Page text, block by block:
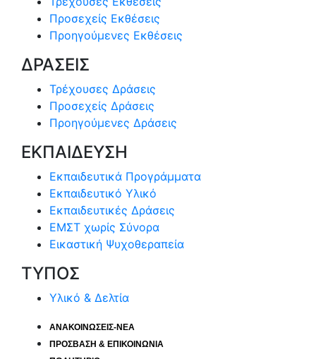
Προσεχείς Εκθέσεις
Προηγούμενες Εκθέσεις
ΔΡΑΣΕΙΣ
Τρέχουσες Δράσεις
Προσεχείς Δράσεις
Προηγούμενες Δράσεις
ΕΚΠΑΙΔΕΥΣΗ
Εκπαιδευτικά Προγράμματα
Εκπαιδευτικό Υλικό
Εκπαιδευτικές Δράσεις
ΕΜΣΤ χωρίς Σύνορα
Εικαστική Ψυχοθεραπεία
ΤΥΠΟΣ
Υλικό & Δελτία
ΑΝΑΚΟΙΝΩΣΕΙΣ-ΝΕΑ
ΠΡΟΣΒΑΣΗ & ΕΠΙΚΟΙΝΩΝΙΑ